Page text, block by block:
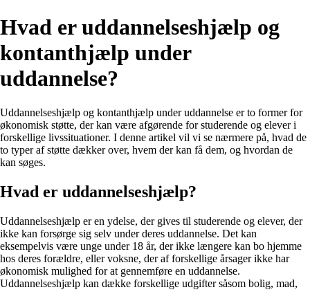
Hvad er uddannelseshjælp og
kontanthjælp under
uddannelse?
Uddannelseshjælp og kontanthjælp under uddannelse er to former for
økonomisk støtte, der kan være afgørende for studerende og elever i
forskellige livssituationer. I denne artikel vil vi se nærmere på, hvad de
to typer af støtte dækker over, hvem der kan få dem, og hvordan de
kan søges.
Hvad er uddannelseshjælp?
Uddannelseshjælp er en ydelse, der gives til studerende og elever, der
ikke kan forsørge sig selv under deres uddannelse. Det kan
eksempelvis være unge under 18 år, der ikke længere kan bo hjemme
hos deres forældre, eller voksne, der af forskellige årsager ikke har
økonomisk mulighed for at gennemføre en uddannelse.
Uddannelseshjælp kan dække forskellige udgifter såsom bolig, mad,